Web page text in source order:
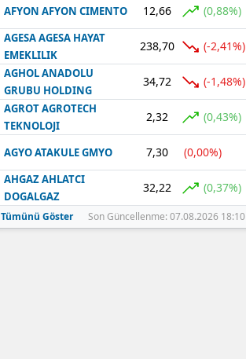
Samsun
Tekirdağ
Trabzon
AFYON AFYON CIMENTO 12,66 (0,88%)
AGESA AGESA HAYAT
EMEKLILIK
238,70 (-2,41%)
AGHOL ANADOLU
GRUBU HOLDING
34,72 (-1,48%)
AGROT AGROTECH
TEKNOLOJI
2,32 (0,43%)
AGYO ATAKULE GMYO 7,30 (0,00%)
AHGAZ AHLATCI
DOGALGAZ
32,22 (0,37%)
Tümünü Göster Son Güncellenme: 07.08.2026 18:10